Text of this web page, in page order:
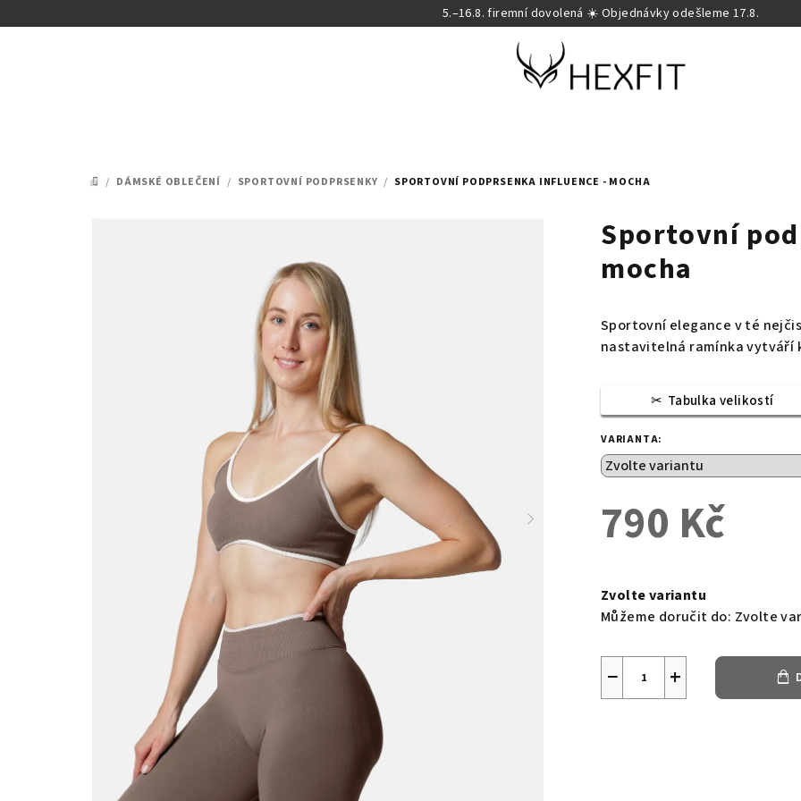
na
5.–16.8. firemní dovolená ☀️ Objednávky odešleme 17.8.
DOMŮ
/ DÁMSKÉ OBLEČENÍ / SPORTOVNÍ PODPRSENKY / SPORTOVNÍ PODPRSENKA INFLUENCE - MOCHA
Sportovní
mocha
Sportovní elegance v té
nastavitelná ramínka vytváří
Tabulka velikostí
VARIANTA:
790 Kč
cena:
Zvolte variantu
Můžeme doručit do: Zvolte
+
−